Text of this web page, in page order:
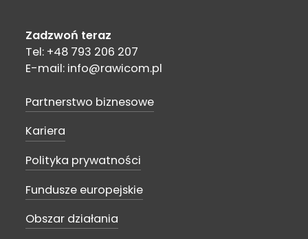
Zadzwoń teraz
Tel: +48 793 206 207
E-mail: info@rawicom.pl
Partnerstwo biznesowe
Kariera
Polityka prywatności
Fundusze europejskie
Obszar działania